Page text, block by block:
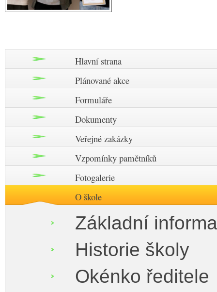
Hlavní strana
Plánované akce
Formuláře
Dokumenty
Veřejné zakázky
Vzpomínky pamětníků
Fotogalerie
O škole
Základní
Historie školy
Okénko ředitele